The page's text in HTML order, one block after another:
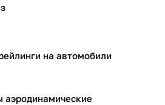
на автомобили
аэродинамические